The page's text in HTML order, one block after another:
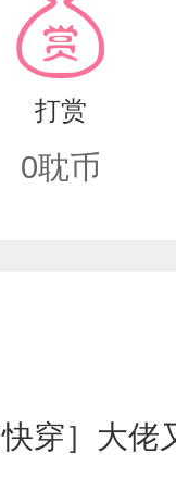
打赏
0耽币
快穿］大